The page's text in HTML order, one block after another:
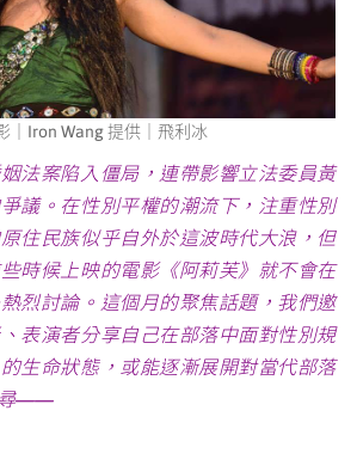
｜Iron Wang 提供｜飛利冰
法案陷入僵局，連帶影響立法委員黃
議。在性別平權的潮流下，注重性別
住民族似乎自外於這波時代大浪，但
時候上映的電影《阿莉芙》就不會在
烈討論。這個月的聚焦話題，我們邀
表演者分享自己在部落中面對性別規
生命狀態，或能逐漸展開對當代部落
尋——